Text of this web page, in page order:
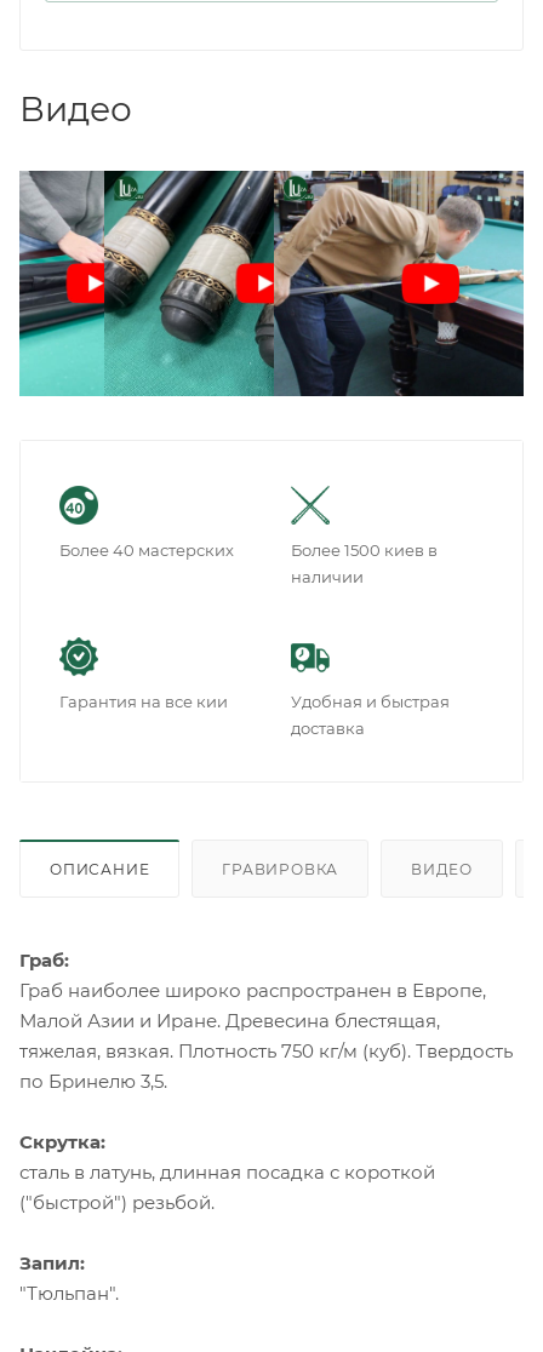
Видео
Более 40 мастерских
Более 1500 киев в
наличии
Гарантия на все кии
Удобная и быстрая
доставка
ОПИСАНИЕ ГРАВИРОВКА ВИДЕО
Граб:
Граб наиболее широко распространен в Европе,
Малой Азии и Иране. Древесина блестящая,
тяжелая, вязкая. Плотность 750 кг/м (куб). Твердость
по Бринелю 3,5.
Скрутка:
сталь в латунь, длинная посадка с короткой
("быстрой") резьбой.
Запил:
"Тюльпан".